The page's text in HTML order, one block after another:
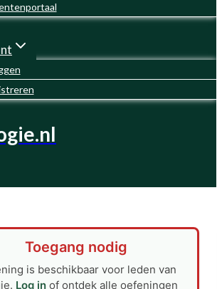
Toegang nodig
is beschikbaar voor leden van
Log in of ontdek alle oefeningen